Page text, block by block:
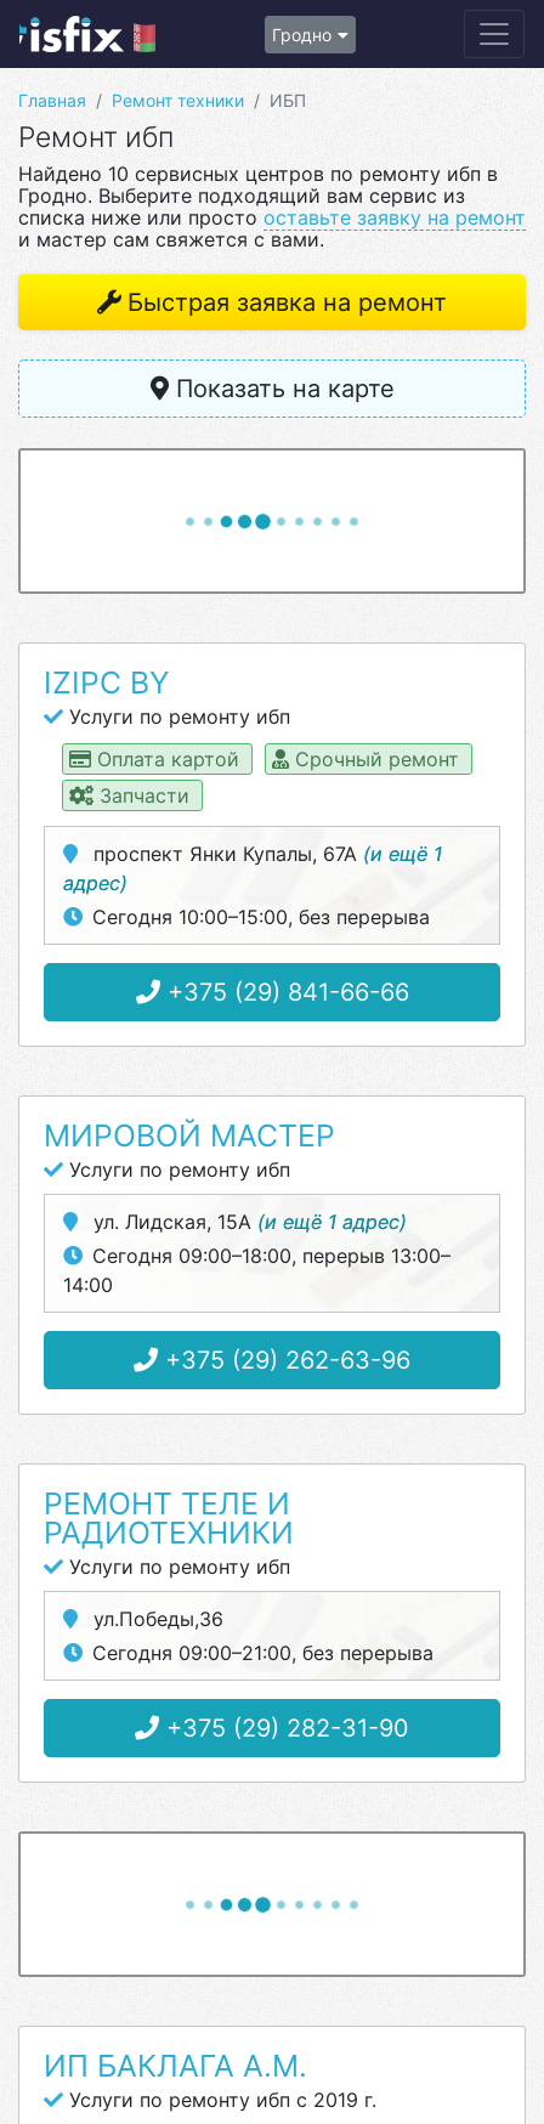
Гродно
Главная Ремонт техники ИБП
Ремонт ибп
Найдено 10 сервисных центров по ремонту ибп в
Гродно. Выберите подходящий вам сервис из
списка ниже или просто оставьте заявку на ремонт
и мастер сам свяжется с вами.
Быстрая заявка на ремонт
Показать на карте
IZIPC BY
Услуги по ремонту ибп
Оплата картой
Срочный ремонт
Запчасти
проспект Янки Купалы, 67А (и ещё 1
адрес)
Сегодня 10:00–15:00, без перерыва
+375 (29) 841-66-66
МИРОВОЙ МАСТЕР
Услуги по ремонту ибп
ул. Лидская, 15А (и ещё 1 адрес)
Сегодня 09:00–18:00, перерыв 13:00–
14:00
+375 (29) 262-63-96
РЕМОНТ ТЕЛЕ И
РАДИОТЕХНИКИ
Услуги по ремонту ибп
ул.Победы,36
Сегодня 09:00–21:00, без перерыва
+375 (29) 282-31-90
ИП БАКЛАГА А.М.
Услуги по ремонту ибп с 2019 г.